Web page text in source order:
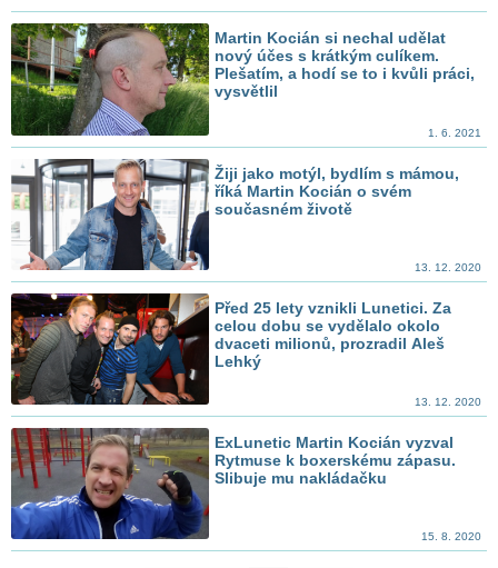
Martin Kocián si nechal udělat
nový účes s krátkým culíkem.
Plešatím, a hodí se to i kvůli práci,
vysvětlil
1. 6. 2021
Žiji jako motýl, bydlím s mámou,
říká Martin Kocián o svém
současném životě
13. 12. 2020
Před 25 lety vznikli Lunetici. Za
celou dobu se vydělalo okolo
dvaceti milionů, prozradil Aleš
Lehký
13. 12. 2020
ExLunetic Martin Kocián vyzval
Rytmuse k boxerskému zápasu.
Slibuje mu nakládačku
15. 8. 2020